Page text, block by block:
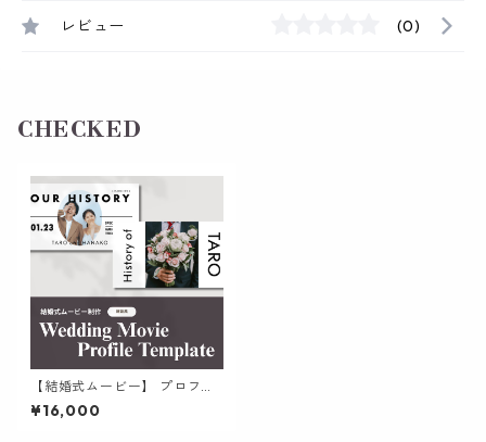
レビュー (0)
CHECKED
【結婚式ムービー】 プロフィ
ールムービー | おしゃれな雑誌
風に生い立ちを魅せる テンプ
¥16,000